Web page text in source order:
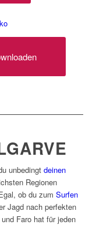
unbedingt deinen
Regionen
ob du zum Surfen
Jagd nach perfekten
Faro hat für jeden